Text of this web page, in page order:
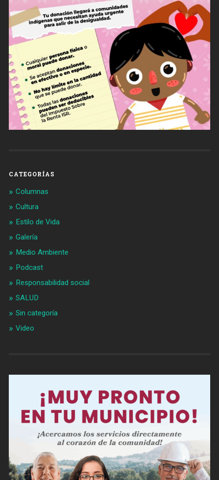
CATEGORÍAS
Columnas
Cultura
Estilo de Vida
Galería
Medio Ambiente
Podcast
Responsabilidad social
SALUD
Sin categoría
Video